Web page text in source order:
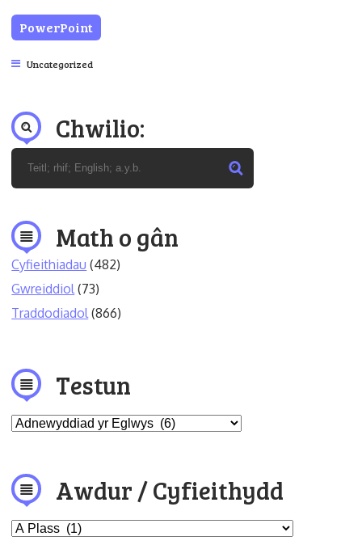
PowerPoint
Uncategorized
Chwilio:
Math o gân
Cyfieithiadau (482)
Gwreiddiol (73)
Traddodiadol (866)
Testun
Awdur / Cyfieithydd